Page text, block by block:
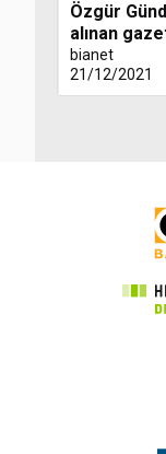
Özgür
alınan
bianet
21/12/2021